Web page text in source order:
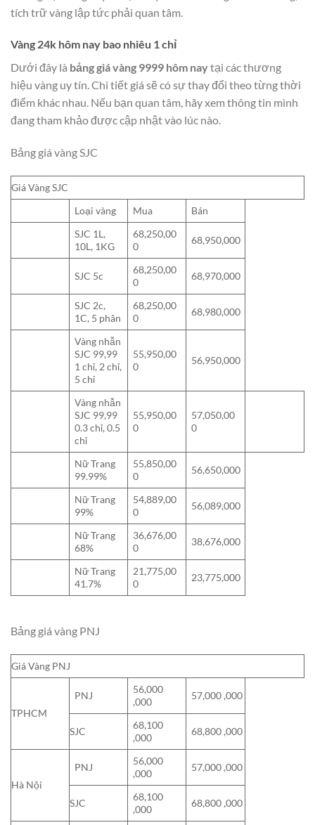
tích trữ vàng lập tức phải quan tâm.
Vàng 24k hôm nay bao nhiêu 1 chỉ
Dưới đây là bảng giá vàng 9999 hôm naytại các thương
hiệu vàng uy tín. Chi tiết giá sẽ có sự thay đổi theo từng thời
điểm khác nhau. Nếu bạn quan tâm, hãy xem thông tin mình
đang tham khảo được cập nhật vào lúc nào.
Bảng giá vàng SJC
Giá Vàng SJC
Loại vàng
Mua
Bán
SJC 1L,
10L, 1KG
68,250,00
0
68,950,000
SJC 5c
68,250,00
0
68,970,000
SJC 2c,
1C, 5 phân
68,250,00
0
68,980,000
Vàng nhẫn
SJC 99,99
1 chỉ, 2 chỉ,
5 chỉ
55,950,00
0
56,950,000
Vàng nhẫn
SJC 99,99
0.3 chỉ, 0.5
chỉ
55,950,00
0
57,050,00
0
Nữ Trang
99.99%
55,850,00
0
56,650,000
Nữ Trang
99%
54,889,00
0
56,089,000
Nữ Trang
68%
36,676,00
0
38,676,000
Nữ Trang
41.7%
21,775,00
0
23,775,000
Bảng giá vàng PNJ
Giá Vàng PNJ
TPHCM
PNJ
56,000
,000
57,000 ,000
SJC
68,100
,000
68,800 ,000
Hà Nội
PNJ
56,000
,000
57,000 ,000
SJC
68,100
,000
68,800 ,000